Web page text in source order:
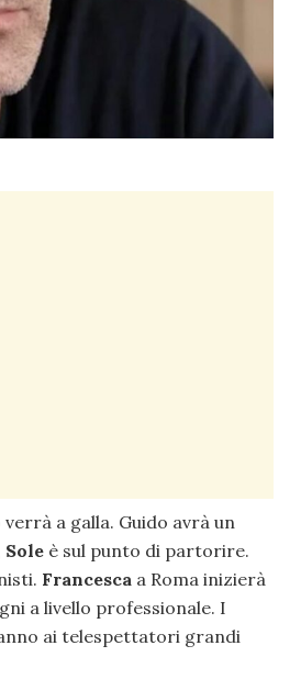
a galla. Guido avrà un
Sole è sul punto di partorire.
Francesca a Roma inizierà
a livello professionale. I
ai telespettatori grandi